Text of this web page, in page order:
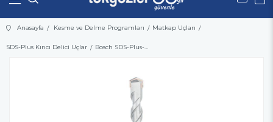
Üye Girişi Üye Ol
Anasayfa Kesme ve Delme Programları Matkap Uçları
SDS-Plus Kırıcı Delici Uçlar Bosch SDS-Plus-1 Matkap Ucu 10x160 mm